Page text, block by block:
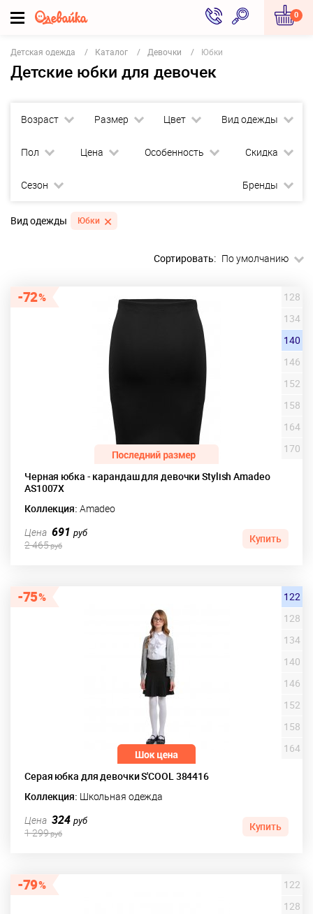
0
Детская одежда Каталог Девочки Юбки
Детские юбки для девочек
Возраст Размер Цвет Вид одежды
Пол Цена Особенность Скидка
Сезон Бренды
Вид одежды Юбки
Сортировать: По умолчанию
72
Черная юбка - карандаш для девочки Stylish Amadeo
AS1007X
Коллекция: Amadeo
128
134
140
146
152
158
164
170
Цена 691руб
2 465руб
Купить
75
Серая юбка для девочки S'COOL 384416
Коллекция: Школьная одежда
122
128
134
140
146
152
158
164
Цена 324руб
1 299руб
Купить
79
122
128